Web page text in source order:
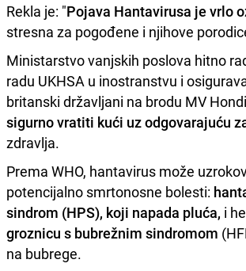
Rekla je: "Pojava Hantavirusa je vrlo
stresna za pogođene i njihove
Ministarstvo vanjskih poslova hitno
radu UKHSA u inostranstvu i
britanski državljani na brodu MV
sigurno vratiti kući uz odgovarajuću
zdravlja.
Prema WHO, hantavirus može
potencijalno smrtonosne bolesti:
sindrom (HPS), koji napada pluća, i
groznicu s bubrežnim sindromom
na bubrege.